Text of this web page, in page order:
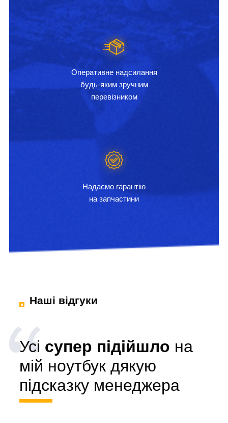
Оперативне надсилання
будь-яким зручним
перевізником
Надаємо гарантію
на запчастини
Наші відгуки
Усі супер підійшло на
мій ноутбук дякую
підсказку менеджера